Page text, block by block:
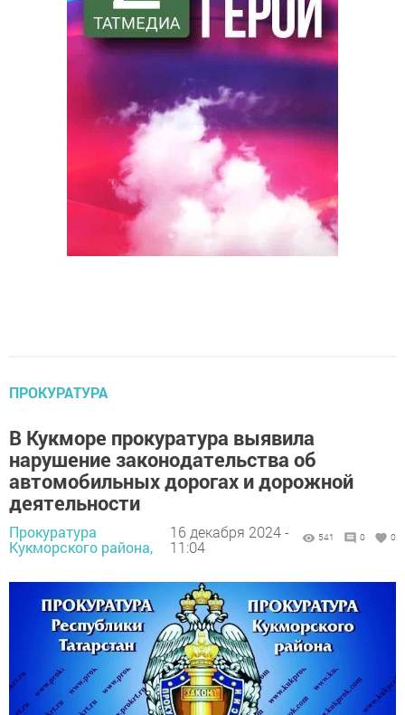
ПРОКУРАТУРА
В Кукморе прокуратура выявила
нарушение законодательства об
автомобильных дорогах и дорожной
деятельности
Прокуратура
Кукморского района,
16 декабря 2024 -
11:04
541 0 0